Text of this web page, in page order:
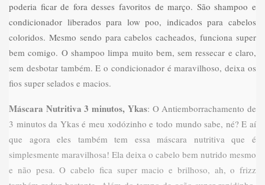
poderia ficar de fora desses favoritos de março. São shampoo e
condicionador liberados para low poo, indicados para cabelos
coloridos. Mesmo sendo para cabelos cacheados, funciona super
bem comigo. O shampoo limpa muito bem, sem ressecar e claro,
sem desbotar também. E o condicionador é maravilhoso, deixa os
fios super selados e macios.
Máscara Nutritiva 3 minutos, Ykas: O Antiemborrachamento de
3 minutos da Ykas é meu xodózinho e todo mundo sabe, né? E aí
que agora eles também tem essa máscara nutritiva que é
simplesmente maravilhosa! Ela deixa o cabelo bem nutrido mesmo
e não pesa. O cabelo fica super macio e brilhoso, ah, o frizz